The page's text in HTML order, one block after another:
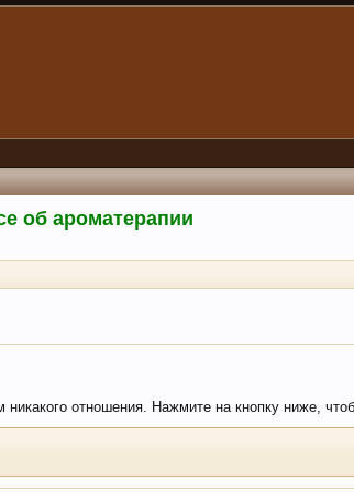
об ароматерапии
отношения. Нажмите на кнопку ниже,